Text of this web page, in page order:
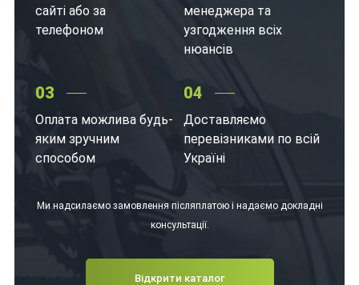
сайті або за
телефоном
менеджера та
узгодження всіх
нюансів
03
Оплата можлива будь-
яким зручним
способом
04
Доставляємо
перевізниками по всій
Україні
Ми надсилаємо замовлення післяплатою і надаємо докладні
консультації.
Відкрити каталог